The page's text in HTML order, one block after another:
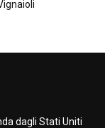
dagli Stati Uniti